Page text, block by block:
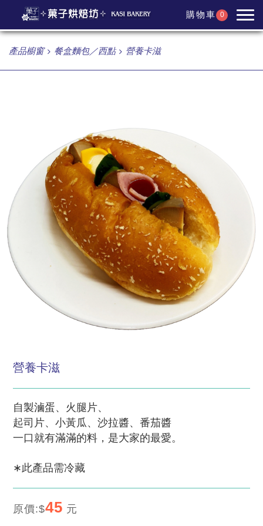
購物車 0
產品櫥窗 餐盒麵包／西點 營養卡滋
營養卡滋
自製滷蛋、火腿片、
起司片、小黃瓜、沙拉醬、番茄醬
一口就有滿滿的料，是大家的最愛。
∗此產品需冷藏
原價:$45 元